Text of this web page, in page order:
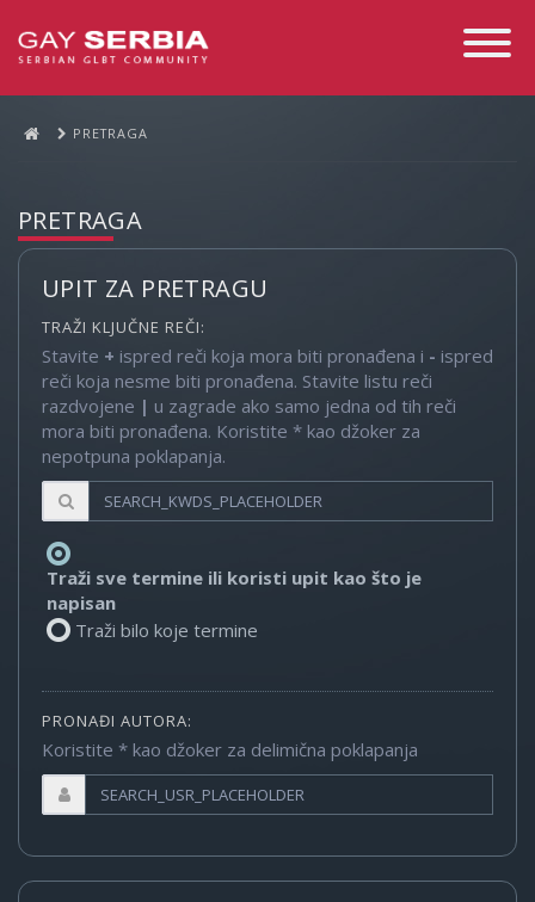
Toggle
PRETRAGA
PRETRAGA
UPIT ZA PRETRAGU
TRAŽI KLJUČNE REČI:
Stavite + ispred reči koja mora biti pronađena i - ispred
reči koja nesme biti pronađena. Stavite listu reči
razdvojene | u zagrade ako samo jedna od tih reči
mora biti pronađena. Koristite * kao džoker za
nepotpuna poklapanja.
Traži sve termine ili koristi upit kao što je
napisan
Traži bilo koje termine
PRONAĐI AUTORA:
Koristite * kao džoker za delimična poklapanja